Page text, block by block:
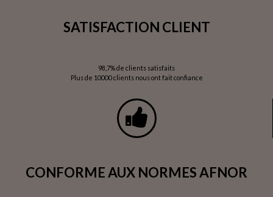
SATISFACTION CLIENT
98,7% de clients satisfaits
Plus de 10000 clients nous ont fait confiance
CONFORME AUX NORMES AFNOR